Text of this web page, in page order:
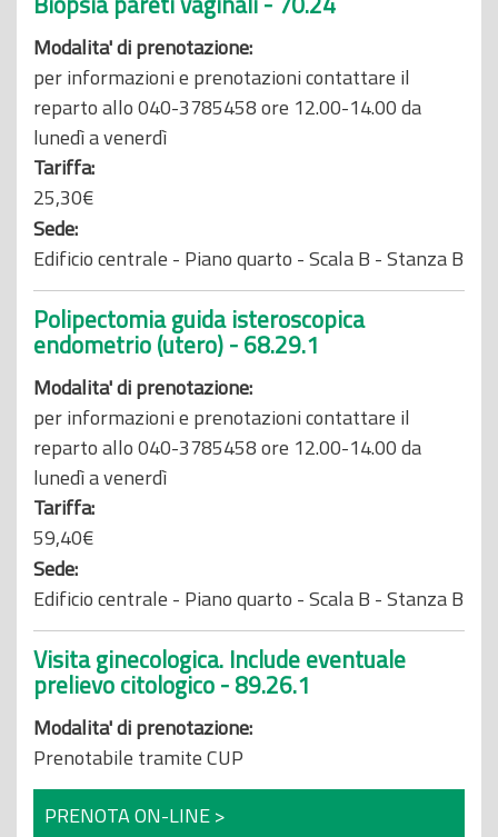
Modalita' di prenotazione:
per informazioni e prenotazioni contattare il
reparto allo 040-3785458 ore 12.00-14.00 da
lunedì a venerdì
Tariffa:
25,30€
Sede:
Edificio centrale - Piano quarto - Scala B - Stanza B
Polipectomia guida isteroscopica
endometrio (utero) - 68.29.1
Modalita' di prenotazione:
per informazioni e prenotazioni contattare il
reparto allo 040-3785458 ore 12.00-14.00 da
lunedì a venerdì
Tariffa:
59,40€
Sede:
Edificio centrale - Piano quarto - Scala B - Stanza B
Visita ginecologica. Include eventuale
prelievo citologico - 89.26.1
Modalita' di prenotazione:
Prenotabile tramite CUP
PRENOTA ON-LINE >